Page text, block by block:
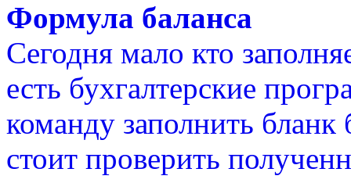
Формула баланса
Сегодня мало кто
есть бухгалтерские
команду заполнить бланк
стоит проверить